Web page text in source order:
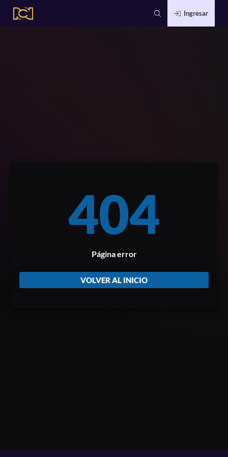
Ingresar
404
Página error
VOLVER AL INICIO